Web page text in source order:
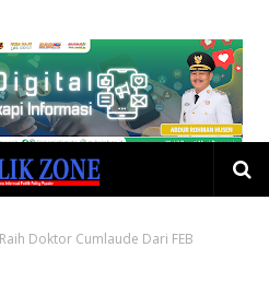
Doktor Cumlaude Dari FEB